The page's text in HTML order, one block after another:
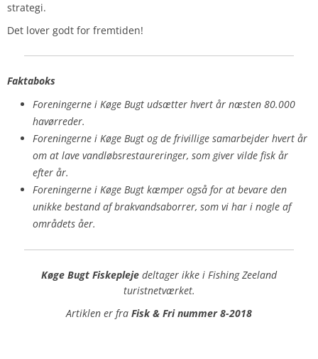
strategi.
Det lover godt for fremtiden!
Faktaboks
Foreningerne i Køge Bugt udsætter hvert år næsten 80.000
havørreder.
Foreningerne i Køge Bugt og de frivillige samarbejder hvert år
om at lave vandløbsrestaureringer, som giver vilde fisk år
efter år.
Foreningerne i Køge Bugt kæmper også for at bevare den
unikke bestand af brakvandsaborrer, som vi har i nogle af
områdets åer.
Køge Bugt Fiskepleje deltager ikke i Fishing Zeeland
turistnetværket.
Artiklen er fra Fisk & Fri nummer 8-2018